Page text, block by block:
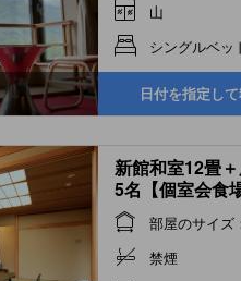
山
シングルベッ
日付を指定し
新館和室12畳
5名【個室会食
(Room)部屋のサイズ
禁煙